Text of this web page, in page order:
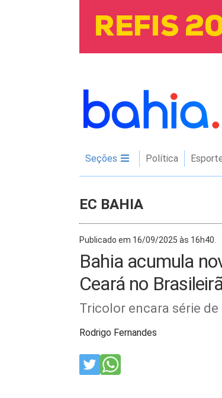
Seções Política
EC BAHIA
Publicado em 16/09/2025 às 16h40.
Bahia acumula
Ceará no
Tricolor encara série
Rodrigo Fernandes